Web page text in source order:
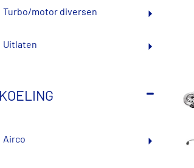
Turbo/motor diversen
Uitlaten
KOELING
Airco